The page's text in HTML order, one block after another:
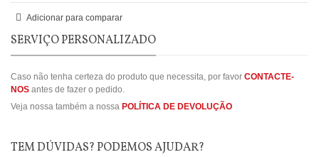
Adicionar para comparar
SERVIÇO PERSONALIZADO
Caso não tenha certeza do produto que necessita, por favor CONTACTE-
NOS antes de fazer o pedido.
Veja nossa também a nossa POLÍTICA DE DEVOLUÇÃO
TEM DÚVIDAS? PODEMOS AJUDAR?